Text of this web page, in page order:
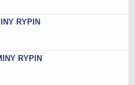
- warsztatowa
urzędnicze
RYPIN
RYPIN